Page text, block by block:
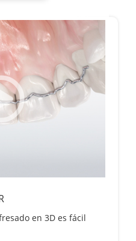
en 3D es fácil